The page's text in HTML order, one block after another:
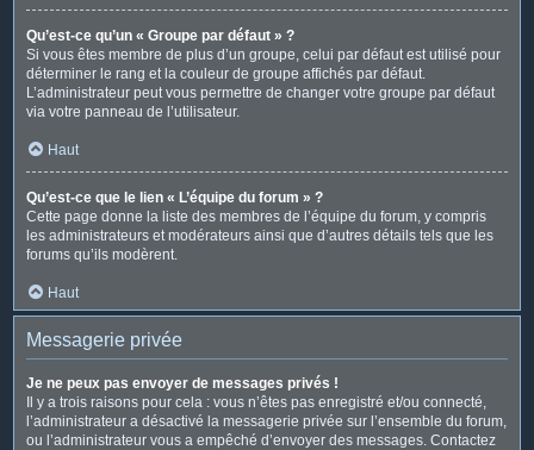
Qu’est-ce qu’un « Groupe par défaut » ?
Si vous êtes membre de plus d’un groupe, celui par défaut est utilisé pour
déterminer le rang et la couleur de groupe affichés par défaut.
L’administrateur peut vous permettre de changer votre groupe par défaut
via votre panneau de l’utilisateur.
Haut
Qu’est-ce que le lien « L’équipe du forum » ?
Cette page donne la liste des membres de l’équipe du forum, y compris
les administrateurs et modérateurs ainsi que d’autres détails tels que les
forums qu’ils modèrent.
Haut
Messagerie privée
Je ne peux pas envoyer de messages privés !
Il y a trois raisons pour cela : vous n’êtes pas enregistré et/ou connecté,
l’administrateur a désactivé la messagerie privée sur l’ensemble du forum,
ou l’administrateur vous a empêché d’envoyer des messages. Contactez